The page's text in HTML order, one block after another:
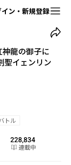
イン・新規登録
神龍の御子に
聖イェンリン
トル
228,834
連載中